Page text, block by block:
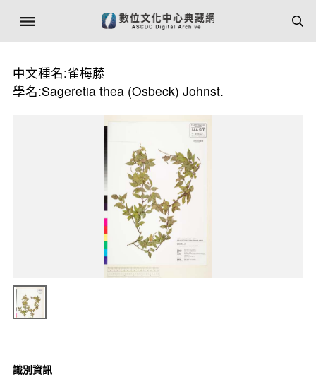
中文種名:雀梅藤
學名:Sageretia thea (Osbeck) Johnst.
識別資訊